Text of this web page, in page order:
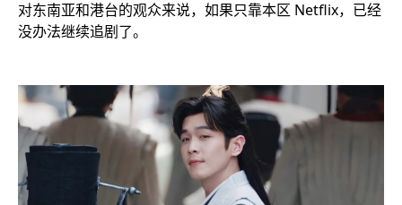
对东南亚和港台的观众来说，如果只靠本区 Netflix，已经
没办法继续追剧了。